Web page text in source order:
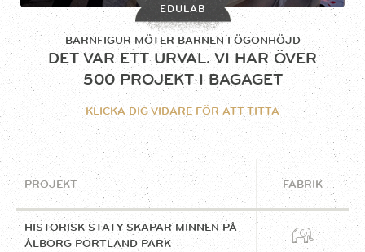
EDULAB
BARNFIGUR MÖTER BARNEN I ÖGONHÖJD
DET VAR ETT URVAL. VI HAR ÖVER
500 PROJEKT I BAGAGET
KLICKA DIG VIDARE FÖR ATT TITTA
PROJEKT FABRIK
HISTORISK STATY SKAPAR MINNEN PÅ
ÅLBORG PORTLAND PARK